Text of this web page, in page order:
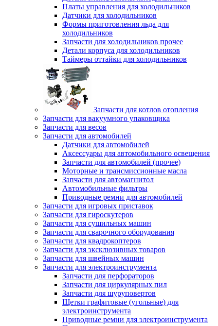
Платы управления для холодильников
Датчики для холодильников
Формы приготовления льда для
холодильников
Запчасти для холодильников прочее
Детали корпуса для холодильников
Таймеры оттайки для холодильников
Запчасти для котлов отопления
Запчасти для вакуумного упаковщика
Запчасти для весов
Запчасти для автомобилей
Датчики для автомобилей
Аксессуары для автомобильного освещения
Запчасти для автомобилей (прочее)
Моторные и трансмиссионные масла
Запчасти для автомагнитол
Автомобильные фильтры
Приводные ремни для автомобилей
Запчасти для игровых приставок
Запчасти для гироскутеров
Запчасти для сушильных машин
Запчасти для сварочного оборудования
Запчасти для квадрокоптеров
Запчасти для эксклюзивных товаров
Запчасти для швейных машин
Запчасти для электроинструмента
Запчасти для перфораторов
Запчасти для циркулярных пил
Запчасти для шуруповертов
Щетки графитовые (угольные) для
электроинструмента
Приводные ремни для электроинструмента